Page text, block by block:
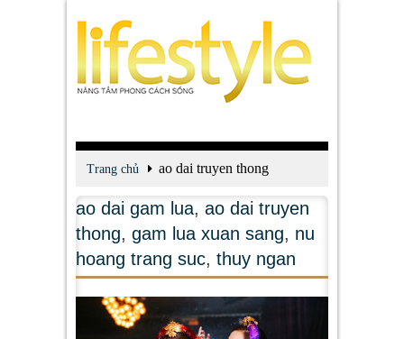
Trang chủ ao dai truyen thong
ao dai gam lua, ao dai truyen
thong, gam lua xuan sang, nu
hoang trang suc, thuy ngan